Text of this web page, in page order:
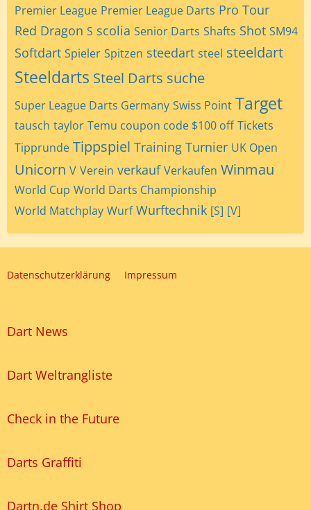
Premier League Premier League Darts Pro Tour
Red Dragon S scolia Senior Darts Shafts Shot SM94
Softdart Spieler Spitzen steedart steel steeldart
Steeldarts Steel Darts suche
Super League Darts Germany Swiss Point Target
tausch taylor Temu coupon code $100 off Tickets
Tipprunde Tippspiel Training Turnier UK Open
Unicorn V Verein verkauf Verkaufen Winmau
World Cup World Darts Championship
World Matchplay Wurf Wurftechnik [S] [V]
Datenschutzerklärung Impressum
Dart News
Dart Weltrangliste
Check in the Future
Darts Graffiti
Dartn.de Shirt Shop